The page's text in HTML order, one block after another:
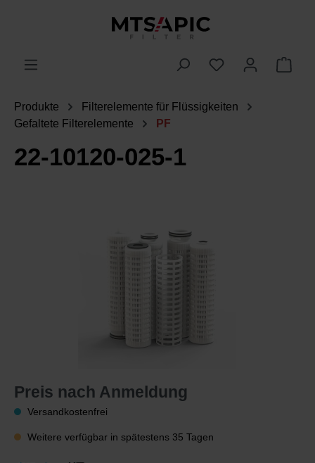
Produkte
Filterelemente für Flüssigkeiten
Gefaltete Filterelemente
PF
22-10120-025-1
Preis nach Anmeldung
Versandkostenfrei
Weitere verfügbar in spätestens 35 Tagen